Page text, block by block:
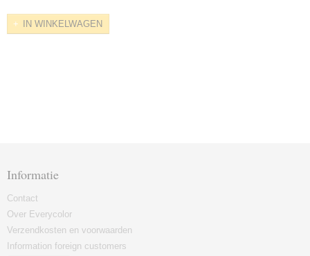
IN WINKELWAGEN
Informatie
Contact
Over Everycolor
Verzendkosten en voorwaarden
Information foreign customers